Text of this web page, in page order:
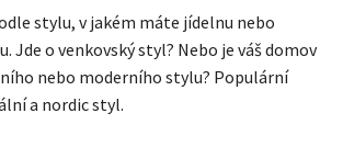
stylu, v jakém máte jídelnu nebo
Jde o venkovský styl? Nebo je váš domov
nebo moderního stylu? Populární
a nordic styl.